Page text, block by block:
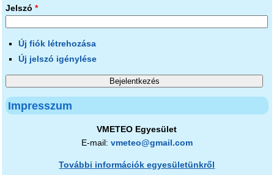
Jelszó *
Új fiók létrehozása
Új jelszó igénylése
Impresszum
VMETEO Egyesület
E-mail: vmeteo@gmail.com
További információk egyesületünkről